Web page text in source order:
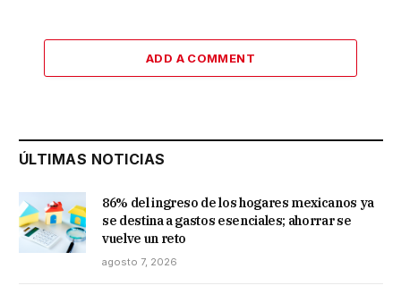
ADD A COMMENT
ÚLTIMAS NOTICIAS
86% del ingreso de los hogares mexicanos ya
se destina a gastos esenciales; ahorrar se
vuelve un reto
agosto 7, 2026